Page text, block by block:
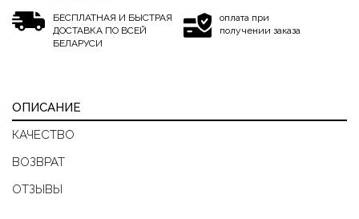
БЕСПЛАТНАЯ И БЫСТРАЯ
ДОСТАВКА ПО ВСЕЙ
БЕЛАРУСИ
оплата при
получении заказа
ОПИСАНИЕ
КАЧЕСТВО
ВОЗВРАТ
ОТЗЫВЫ